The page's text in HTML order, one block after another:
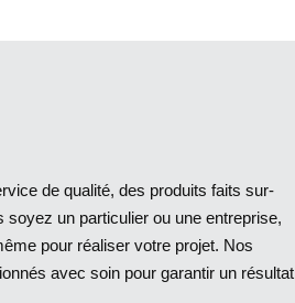
de qualité, des produits faits sur-
un particulier ou une entreprise,
pour réaliser votre projet. Nos
avec soin pour garantir un résultat